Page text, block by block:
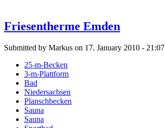
Friesentherme Emden
Submitted by Markus on 17. January 2010 - 21:07
25-m-Becken
3-m-Plattform
Bad
Niedersachsen
Planschbecken
Sauna
Sauna